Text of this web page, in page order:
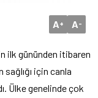
A+ A-
ilk gününden itibaren
sağlığı için canla
Ülke genelinde çok